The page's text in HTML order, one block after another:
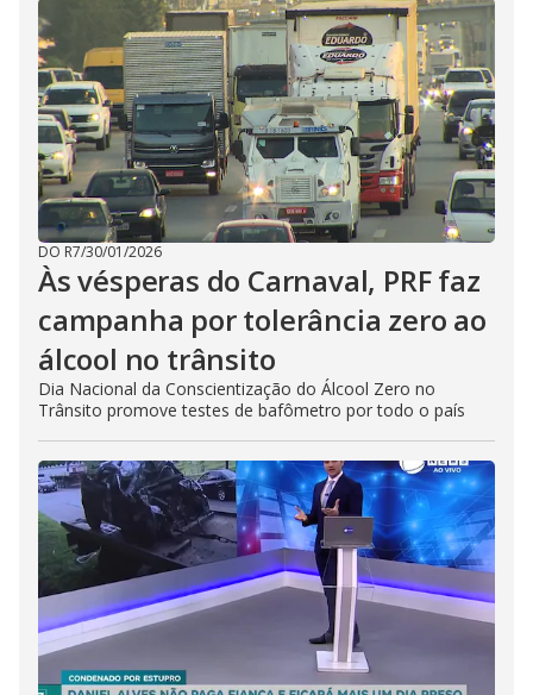
DO R7/30/01/2026
Às vésperas do Carnaval, PRF faz
campanha por tolerância zero ao
álcool no trânsito
Dia Nacional da Conscientização do Álcool Zero no
Trânsito promove testes de bafômetro por todo o país